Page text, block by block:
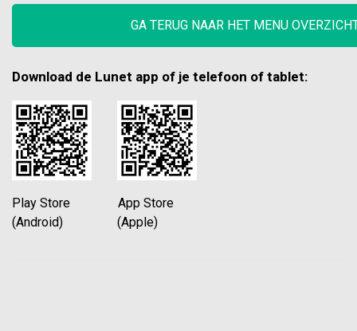
GA TERUG NAAR HET MENU
Download de Lunet app of je telefoon of tablet:
Play Store App Store
(Android) (Apple)